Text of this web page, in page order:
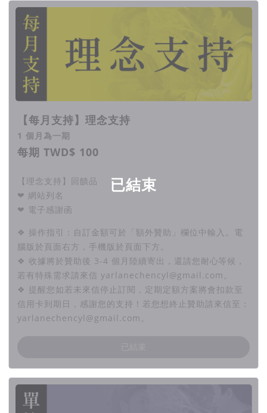
已結束
【每月支持】理念支持
1 個月為一期
每期 TWD$ 100
【理念支持】回饋品
❤ 網站列名
❤ 電子感謝函
❖ 操作指引：自訂金額可於「額外贊助」欄位中輸入。電
腦版於頁面右方，手機版於頁面下方。
❖ 收據將於贊助後 3-4 個月陸續寄出，還請您耐心等候，
若有特殊需求請來信 yarlanechencyl@gmail.com。
❖ 提醒您如若未來信停止訂閱，定期定額方案將會扣款至
信用卡到期日，感謝您的支持！若您想終止贊助請來信至：
yarlanechencyl@gmail.com。